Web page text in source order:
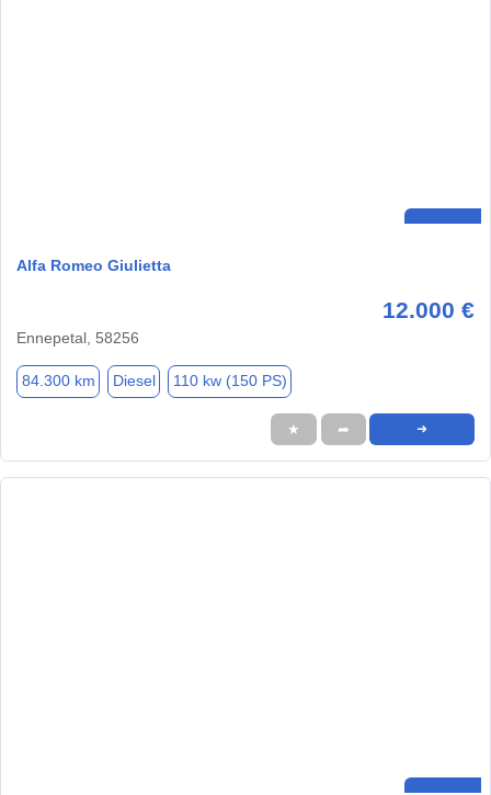
Alfa Romeo Giulietta
12.000 €
Ennepetal, 58256
84.300 km Diesel 110 kw (150 PS)
★ ➦ ➜